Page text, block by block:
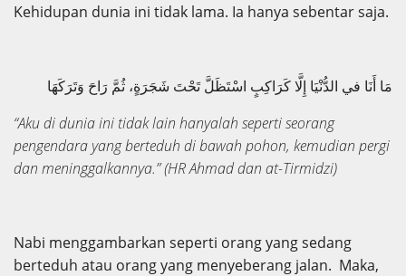
Kehidupan dunia ini tidak lama. Ia hanya sebentar saja.
مَا أَنَا في الدُّنْيَا إِلَّا كَرَاكِبٍ اسْتَظَلَّ تَحْتَ شَجَرَةٍ، ثُمَّ رَاحَ وَتَرَكَهَا
“Aku di dunia ini tidak lain hanyalah seperti seorang
pengendara yang berteduh di bawah pohon, kemudian pergi
dan meninggalkannya.”(HR Ahmad dan at-Tirmidzi)
Nabi menggambarkan seperti orang yang sedang
berteduh atau orang yang menyeberang jalan. Maka,